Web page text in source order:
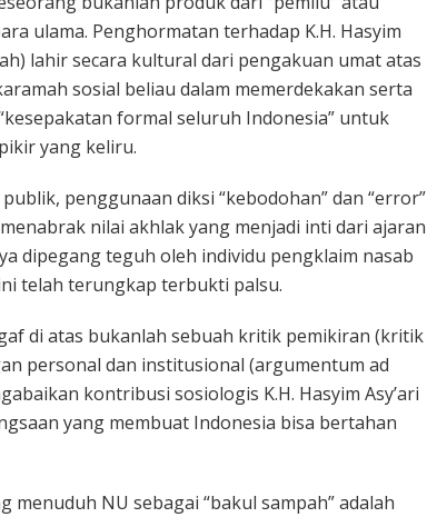
ulama. Penghormatan terhadap K.H. Hasyim
lahir secara kultural dari pengakuan umat atas
sosial beliau dalam memerdekakan serta
formal seluruh Indonesia” untuk
yang keliru.
penggunaan diksi “kebodohan” dan “error”
nilai akhlak yang menjadi inti dari ajaran
dipegang teguh oleh individu pengklaim nasab
telah terungkap terbukti palsu.
di atas bukanlah sebuah kritik pemikiran (kritik
personal dan institusional (argumentum ad
kontribusi sosiologis K.H. Hasyim Asy’ari
yang membuat Indonesia bisa bertahan
menuduh NU sebagai “bakul sampah” adalah